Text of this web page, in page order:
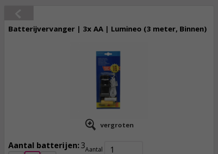
Batterijvervanger | 3x AA | Lumineo (3 meter, Binnen)
vergroten
Aantal batterijen:3Aantal